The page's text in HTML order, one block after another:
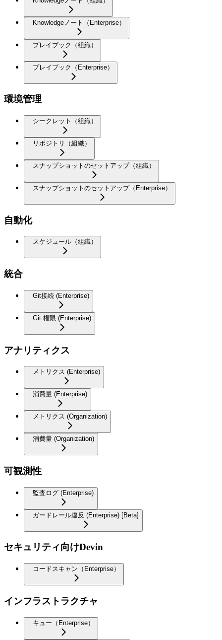
Knowledgeノート（Enterprise）
プレイブック（組織）
プレイブック（Enterprise）
環境管理
シークレット（組織）
リポジトリ（組織）
スナップショットのセットアップ（組織）
スナップショットのセットアップ（Enterprise）
自動化
スケジュール（組織）
統合
Git接続 (Enterprise)
Git 権限 (Enterprise)
アナリティクス
メトリクス (Enterprise)
消費量 (Enterprise)
メトリクス (Organization)
消費量 (Organization)
可観測性
監査ログ (Enterprise)
ガードレール違反 (Enterprise) [Beta]
セキュリティ向けDevin
コードスキャン（Enterprise）
インフラストラクチャ
キュー（Enterprise）